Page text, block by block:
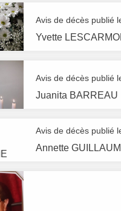
Avis de décès publié
Yvette
Avis de décès publié
Juanita BARREAU
Avis de décès publié
Annette